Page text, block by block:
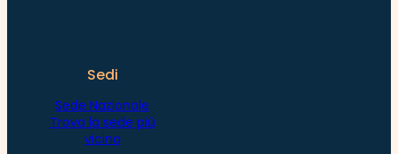
Sedi
Sede Nazionale
Trova la sede più
vicina